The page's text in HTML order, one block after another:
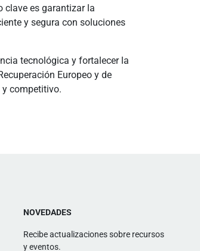
clave es garantizar la
y segura con soluciones
tecnológica y fortalecer la
Europeo y de
y competitivo.
NOVEDADES
Recibe actualizaciones sobre recursos
y eventos.